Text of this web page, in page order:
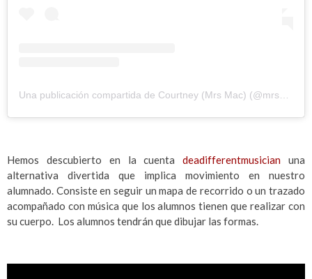
Una publicación compartida de Courtney (Mrs Mac) (@mrs_macs_mind)
Hemos descubierto en la cuentadeadifferentmusician una
alternativa divertida que implica movimiento en nuestro
alumnado. Consiste en seguir un mapa de recorrido o un trazado
acompañado con música que los alumnos tienen que realizar con
su cuerpo. Los alumnos tendrán que dibujar las formas.